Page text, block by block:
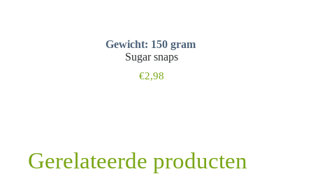
Sugar snaps
€2,98
Gewicht: 150 gram
Gerelateerde producten